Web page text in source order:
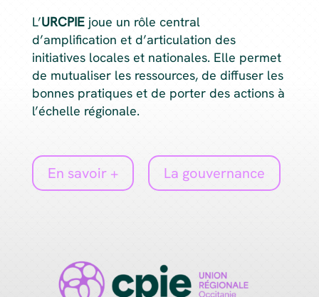
L’URCPIEjoue un rôle central
d’amplification et d’articulation des
initiatives locales et nationales. Elle permet
de mutualiser les ressources, de diffuser les
bonnes pratiques et de porter des actions à
l’échelle régionale.
En savoir + La gouvernance